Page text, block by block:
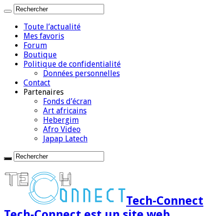
Toute l’actualité
Mes favoris
Forum
Boutique
Politique de confidentialité
Données personnelles
Contact
Partenaires
Fonds d’écran
Art africains
Hebergim
Afro Video
Japap Latech
Tech-Connect